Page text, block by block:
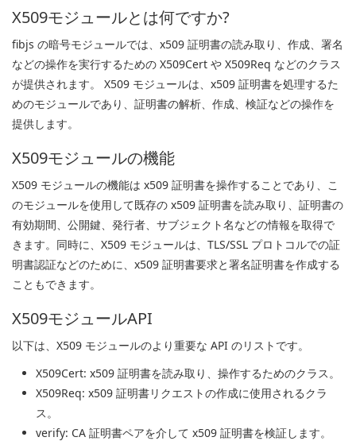
X509モジュールとは何ですか?
fibjs の暗号モジュールでは、x509 証明書の読み取り、作成、署名
などの操作を実行するための X509Cert や X509Req などのクラス
が提供されます。 X509 モジュールは、x509 証明書を処理するた
めのモジュールであり、証明書の解析、作成、検証などの操作を
提供します。
X509モジュールの機能
X509 モジュールの機能は x509 証明書を操作することであり、こ
のモジュールを使用して既存の x509 証明書を読み取り、証明書の
有効期間、公開鍵、発行者、サブジェクト名などの情報を取得で
きます。同時に、X509 モジュールは、TLS/SSL プロトコルでの証
明書認証などのために、x509 証明書要求と署名証明書を作成する
こともできます。
X509モジュールAPI
以下は、X509 モジュールのより重要な API のリストです。
X509Cert: x509 証明書を読み取り、操作するためのクラス。
X509Req: x509 証明書リクエストの作成に使用されるクラ
ス。
verify: CA 証明書ペアを介して x509 証明書を検証します。